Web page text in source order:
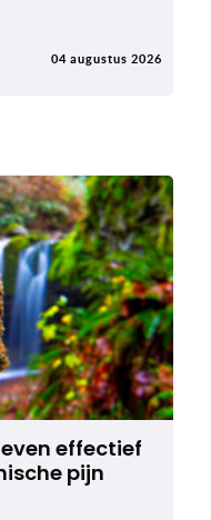
04 augustus 2026
effectief
pijn